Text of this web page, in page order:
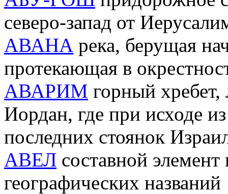
северо-запад от
АВАНА река, берущая
протекающая в
АВАРИМ горный
Иордан, где при исходе
последних стоянок
АВЕЛ составной
географических названий